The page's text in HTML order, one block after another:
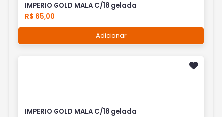
IMPERIO GOLD MALA C/18 gelada
R$ 65,00
Adicionar
IMPERIO GOLD MALA C/18 gelada